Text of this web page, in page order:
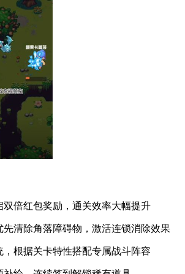
双倍红包奖励，通关效率大幅提升
先清除角落障碍物，激活连锁消除效果
，根据关卡特性搭配专属战斗阵容